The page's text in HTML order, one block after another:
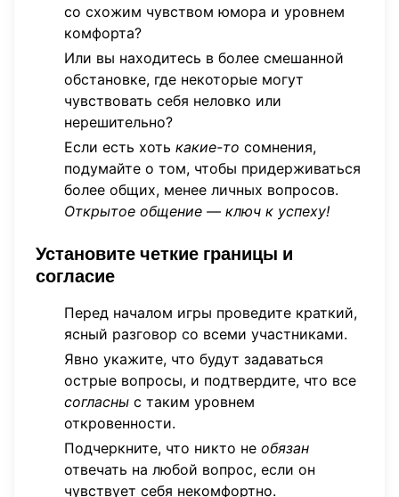
со схожим чувством юмора и уровнем
комфорта?
Или вы находитесь в более смешанной
обстановке, где некоторые могут
чувствовать себя неловко или
нерешительно?
Если есть хоть какие-то сомнения,
подумайте о том, чтобы придерживаться
более общих, менее личных вопросов.
Открытое общение — ключ к успеху!
Установите четкие границы и
согласие
Перед началом игры проведите краткий,
ясный разговор со всеми участниками.
Явно укажите, что будут задаваться
острые вопросы, и подтвердите, что все
согласны с таким уровнем
откровенности.
Подчеркните, что никто не обязан
отвечать на любой вопрос, если он
чувствует себя некомфортно.